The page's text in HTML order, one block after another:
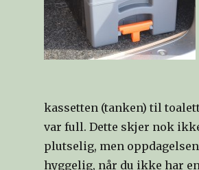
kassetten (tanken) til
var full. Dette skjer nok
plutselig, men
hyggelig, når du ikke har